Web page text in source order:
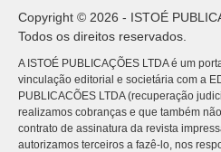
Copyright © 2026 - ISTOÉ
Todos os direitos reservados.
A ISTOÉ PUBLICAÇÕES LTDA é um
vinculação editorial e societária com a
PUBLICACÕES LTDA (recuperação
realizamos cobranças e que também
contrato de assinatura da revista
autorizamos terceiros a fazê-lo, nos